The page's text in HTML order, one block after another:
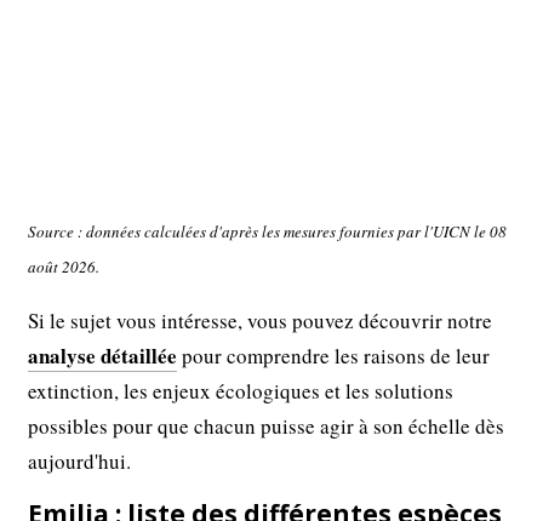
Source : données calculées d'après les mesures fournies par l'UICN le 08
août 2026.
Si le sujet vous intéresse, vous pouvez découvrir notre
analyse détaillée pour comprendre les raisons de leur
extinction, les enjeux écologiques et les solutions
possibles pour que chacun puisse agir à son échelle dès
aujourd'hui.
Emilia : liste des différentes espèces